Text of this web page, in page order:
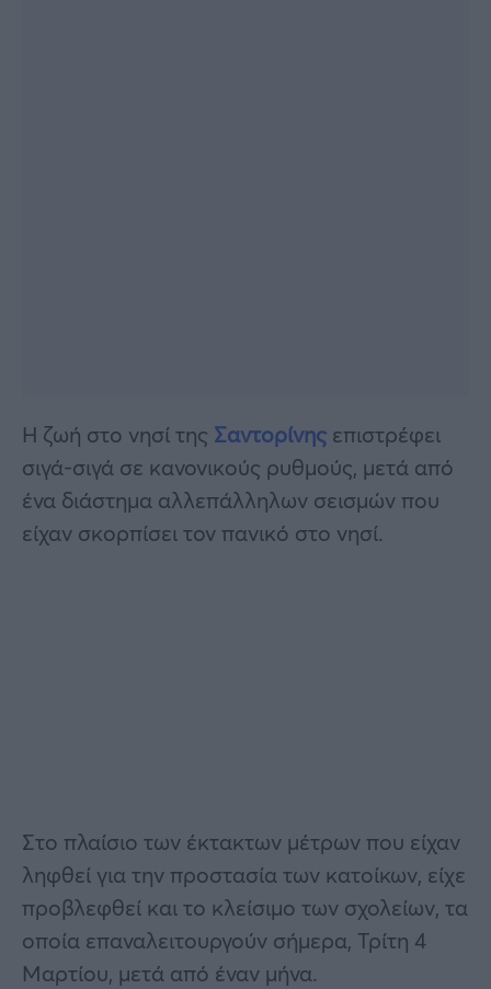
Η ζωή στο νησί της Σαντορίνης επιστρέφει
σιγά-σιγά σε κανονικούς ρυθμούς, μετά από
ένα διάστημα αλλεπάλληλων σεισμών που
είχαν σκορπίσει τον πανικό στο νησί.
Στο πλαίσιο των έκτακτων μέτρων που είχαν
ληφθεί για την προστασία των κατοίκων, είχε
προβλεφθεί και το κλείσιμο των σχολείων, τα
οποία επαναλειτουργούν σήμερα, Τρίτη 4
Μαρτίου, μετά από έναν μήνα.